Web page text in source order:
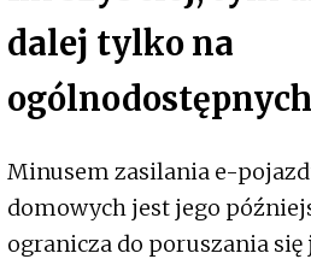
dalej tylko na
Minusem zasilania e-
domowych jest jego
ogranicza do poruszania się